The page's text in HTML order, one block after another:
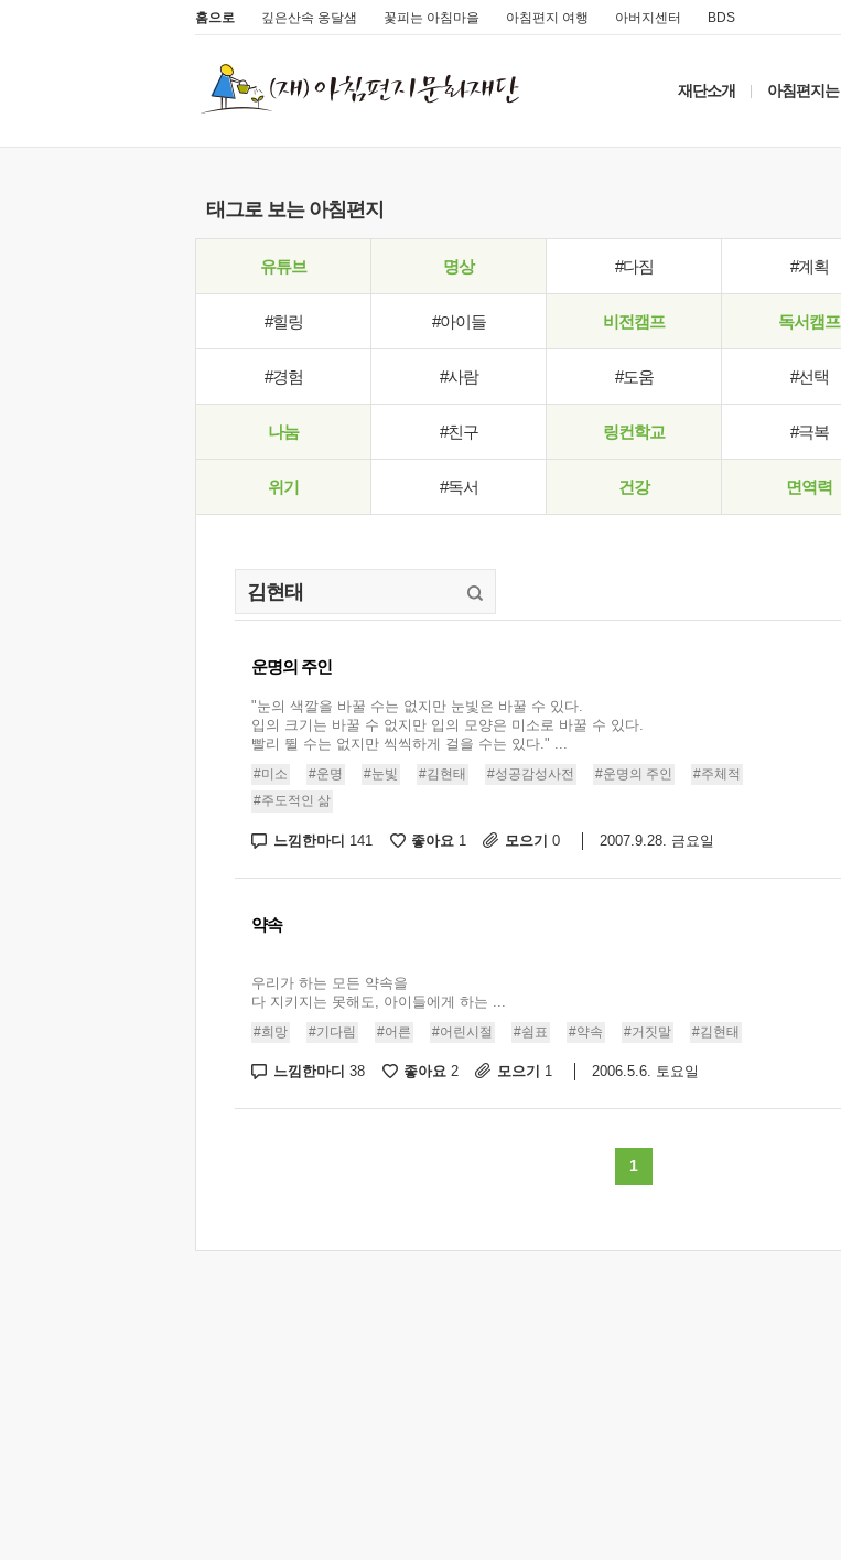
홈으로 깊은산속 옹달샘 꽃피는 아침마을 아침편지 여행 아버지센터 BDS
재단소개 아침편지는
태그로 보는 아침편지
유튜브 명상 #다짐 #계획
#힐링 #아이들 비전캠프 독서캠프
#경험 #사람 #도움 #선택
나눔 #친구 링컨학교 #극복
위기 #독서 건강 면역력
운명의 주인
"눈의 색깔을 바꿀 수는 없지만 눈빛은 바꿀 수 있다.
입의 크기는 바꿀 수 없지만 입의 모양은 미소로 바꿀 수 있다.
빨리 뛸 수는 없지만 씩씩하게 걸을 수는 있다." ...
#미소 #운명 #눈빛 #김현태 #성공감성사전 #운명의 주인
#주체적
#주도적인 삶
느낌한마디 141 좋아요 1 모으기 0 2007.9.28. 금요일
약속
우리가 하는 모든 약속을
다 지키지는 못해도, 아이들에게 하는 ...
#희망 #기다림 #어른 #어린시절 #쉼표 #약속 #거짓말 #김현태
느낌한마디 38 좋아요 2 모으기 1 2006.5.6. 토요일
1